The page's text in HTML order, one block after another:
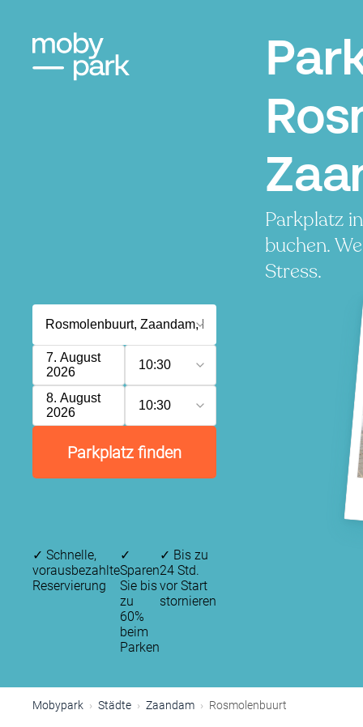
Parkplatz
buchen.
Stress.
7. August
2026
10:30
8. August
2026
10:30
Parkplatz finden
✓ Schnelle,
vorausbezahlte
Reservierung
✓
Sparen
Sie bis
zu
60%
beim
Parken
✓ Bis zu
24 Std.
vor Start
stornieren
Mobypark Städte Zaandam Rosmolenbuurt